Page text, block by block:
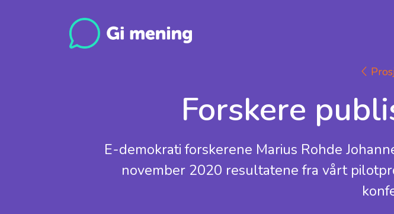
Forskere
E-demokrati forskerene Marius Rohde
november 2020 resultatene fra vårt